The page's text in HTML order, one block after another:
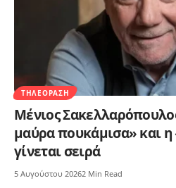
ΤΗΛΕΌΡΑΣΗ
Μένιος
μαύρα πουκάμισα» και
γίνεται σειρά
5 Αυγούστου 20262 Min Read